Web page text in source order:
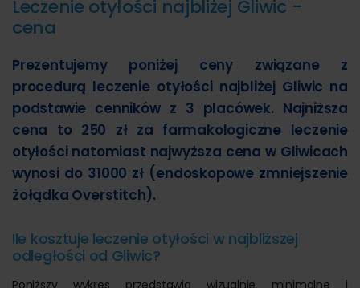
Leczenie otyłości najbliżej Gliwic -
cena
Prezentujemy poniżej ceny związane z
procedurą leczenie otyłości najbliżej Gliwic na
podstawie cenników z 3 placówek. Najniższa
cena to 250 zł za farmakologiczne leczenie
otyłości natomiast najwyższa cena w Gliwicach
wynosi do 31000 zł (endoskopowe zmniejszenie
żołądka Overstitch).
Ile kosztuje leczenie otyłości w najbliższej
odległości od Gliwic?
Poniższy wykres przedstawia wizualnie minimalne i